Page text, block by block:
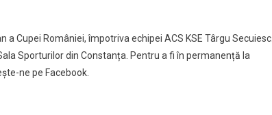
Cupei României, împotriva echipei ACS KSE Târgu Secuiesc.
Sporturilor din Constanța. Pentru a fi în permanență la
ne pe Facebook.